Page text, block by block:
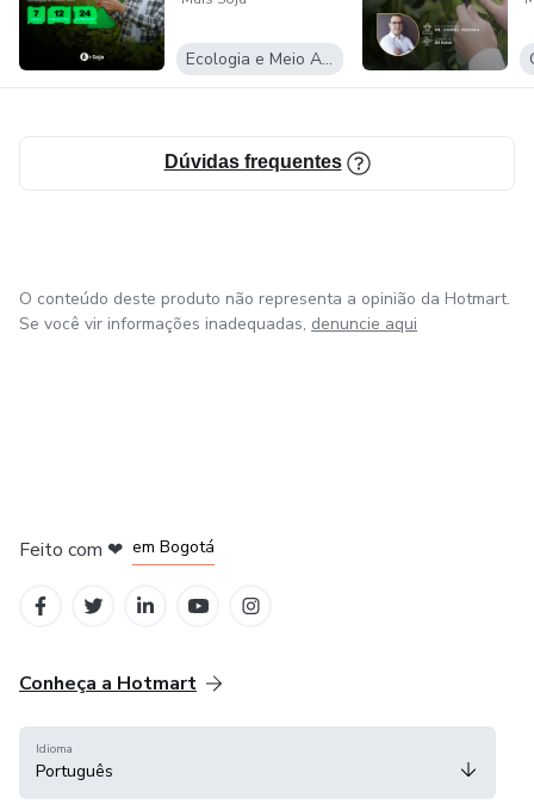
Ecologia e Meio Ambiente
Dúvidas frequentes
O conteúdo deste produto não representa a opinião da Hotmart.
Se você vir informações inadequadas, denuncie aqui
Feito com ❤ em Bogotá
Conheça a Hotmart
Idioma
Português